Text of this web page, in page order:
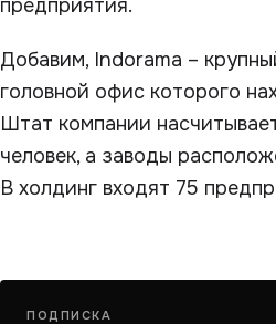
предприятия.
Добавим, Indorama –
головной офис которого
Штат компании
человек, а заводы
В холдинг входят 75
ПОДПИСКА